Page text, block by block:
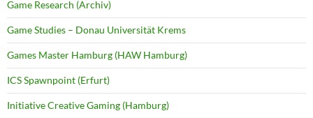
Game Research (Archiv)
Game Studies – Donau Universität Krems
Games Master Hamburg (HAW Hamburg)
ICS Spawnpoint (Erfurt)
Initiative Creative Gaming (Hamburg)